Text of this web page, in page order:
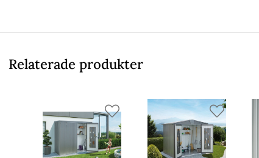
Relaterade produkter